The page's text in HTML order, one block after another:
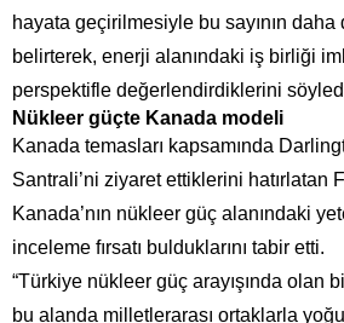
hayata geçirilmesiyle bu sayının
belirterek, enerji alanındaki iş birliği
perspektifle değerlendirdiklerini
Nükleer güçte Kanada modeli
Kanada temasları kapsamında
Santrali’ni ziyaret ettiklerini hatırlatan
Kanada’nın nükleer güç alanındaki
inceleme fırsatı bulduklarını tabir etti.
“Türkiye nükleer güç arayışında olan
bu alanda milletlerarası ortaklarla